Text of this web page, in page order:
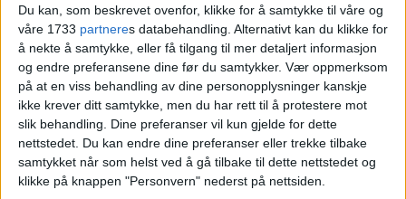
Du kan, som beskrevet ovenfor, klikke for å samtykke til våre og
våre 1733 partneres databehandling. Alternativt kan du klikke for
å nekte å samtykke, eller få tilgang til mer detaljert informasjon
og endre preferansene dine før du samtykker. Vær oppmerksom
på at en viss behandling av dine personopplysninger kanskje
ikke krever ditt samtykke, men du har rett til å protestere mot
slik behandling. Dine preferanser vil kun gjelde for dette
nettstedet. Du kan endre dine preferanser eller trekke tilbake
samtykket når som helst ved å gå tilbake til dette nettstedet og
klikke på knappen "Personvern" nederst på nettsiden.
Ny eier er Emma Julie Reyes Holm som
kjøpte eiendommen av Lena Chr T.
Hovde Kulvik.
9.2,8 millioner i Lørenveien,